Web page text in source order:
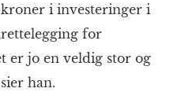
i investeringer i
for
er jo en veldig stor og
han.